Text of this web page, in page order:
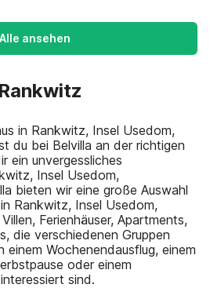
Alle ansehen
in Rankwitz, Insel Usedom,
du bei Belvilla an der richtigen
ein unvergessliches
Insel Usedom,
bieten wir eine große Auswahl
Rankwitz, Insel Usedom,
Ferienhäuser, Apartments,
die verschiedenen Gruppen
Wochenendausflug, einem
oder einem
sind.